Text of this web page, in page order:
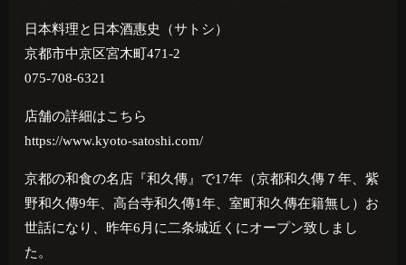
日本料理と日本酒惠史（サトシ）
京都市中京区宮木町471-2
075-708-6321
店舗の詳細はこちら
https://www.kyoto-satoshi.com/
京都の和食の名店『和久傳』で17年（京都和久傳７年、紫
野和久傳9年、高台寺和久傳1年、室町和久傳在籍無し）お
世話になり、昨年6 月に二条城近くにオープン致しまし
た。